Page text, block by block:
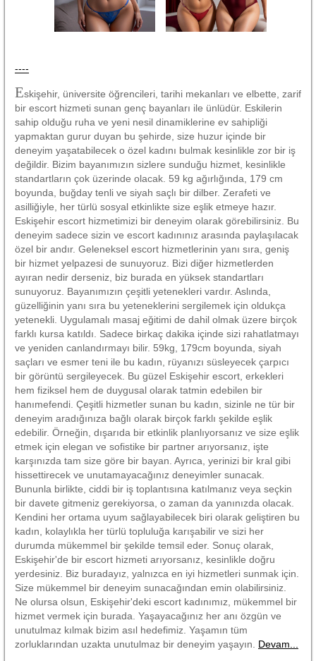
----
Eskişehir, üniversite öğrencileri, tarihi mekanları ve elbette, zarif
bir escort hizmeti sunan genç bayanları ile ünlüdür. Eskilerin
sahip olduğu ruha ve yeni nesil dinamiklerine ev sahipliği
yapmaktan gurur duyan bu şehirde, size huzur içinde bir
deneyim yaşatabilecek o özel kadını bulmak kesinlikle zor bir iş
değildir. Bizim bayanımızın sizlere sunduğu hizmet, kesinlikle
standartların çok üzerinde olacak. 59 kg ağırlığında, 179 cm
boyunda, buğday tenli ve siyah saçlı bir dilber. Zerafeti ve
asilliğiyle, her türlü sosyal etkinlikte size eşlik etmeye hazır.
Eskişehir escort hizmetimizi bir deneyim olarak görebilirsiniz. Bu
deneyim sadece sizin ve escort kadınınız arasında paylaşılacak
özel bir andır. Geleneksel escort hizmetlerinin yanı sıra, geniş
bir hizmet yelpazesi de sunuyoruz. Bizi diğer hizmetlerden
ayıran nedir derseniz, biz burada en yüksek standartları
sunuyoruz. Bayanımızın çeşitli yetenekleri vardır. Aslında,
güzelliğinin yanı sıra bu yeteneklerini sergilemek için oldukça
yetenekli. Uygulamalı masaj eğitimi de dahil olmak üzere birçok
farklı kursa katıldı. Sadece birkaç dakika içinde sizi rahatlatmayı
ve yeniden canlandırmayı bilir. 59kg, 179cm boyunda, siyah
saçları ve esmer teni ile bu kadın, rüyanızı süsleyecek çarpıcı
bir görüntü sergileyecek. Bu güzel Eskişehir escort, erkekleri
hem fiziksel hem de duygusal olarak tatmin edebilen bir
hanımefendi. Çeşitli hizmetler sunan bu kadın, sizinle ne tür bir
deneyim aradığınıza bağlı olarak birçok farklı şekilde eşlik
edebilir. Örneğin, dışarıda bir etkinlik planlıyorsanız ve size eşlik
etmek için elegan ve sofistike bir partner arıyorsanız, işte
karşınızda tam size göre bir bayan. Ayrıca, yerinizi bir kral gibi
hissettirecek ve unutamayacağınız deneyimler sunacak.
Bununla birlikte, ciddi bir iş toplantısına katılmanız veya seçkin
bir davete gitmeniz gerekiyorsa, o zaman da yanınızda olacak.
Kendini her ortama uyum sağlayabilecek biri olarak geliştiren bu
kadın, kolaylıkla her türlü topluluğa karışabilir ve sizi her
durumda mükemmel bir şekilde temsil eder. Sonuç olarak,
Eskişehir'de bir escort hizmeti arıyorsanız, kesinlikle doğru
yerdesiniz. Biz buradayız, yalnızca en iyi hizmetleri sunmak için.
Size mükemmel bir deneyim sunacağından emin olabilirsiniz.
Ne olursa olsun, Eskişehir'deki escort kadınımız, mükemmel bir
hizmet vermek için burada. Yaşayacağınız her anı özgün ve
unutulmaz kılmak bizim asıl hedefimiz. Yaşamın tüm
zorluklarından uzakta unutulmaz bir deneyim yaşayın. Devam...